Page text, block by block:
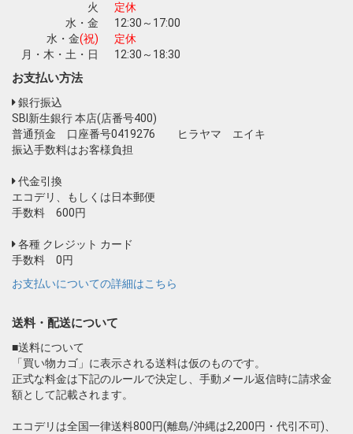
火
定休
水・金
12:30～17:00
水・金(祝)
定休
月・木・土・日
12:30～18:30
お支払い方法
銀行振込
SBI新生銀行 本店(店番号400)
普通預金 口座番号0419276 ヒラヤマ エイキ
振込手数料はお客様負担
代金引換
エコデリ、もしくは日本郵便
手数料 600円
各種 クレジット カード
手数料 0円
お支払いについての詳細はこちら
送料・配送について
■送料について
「買い物カゴ」に表示される送料は仮のものです。
正式な料金は下記のルールで決定し、手動メール返信時に請求金
額として記載されます。
エコデリは全国一律送料800円(離島/沖縄は2,200円・代引不可)、